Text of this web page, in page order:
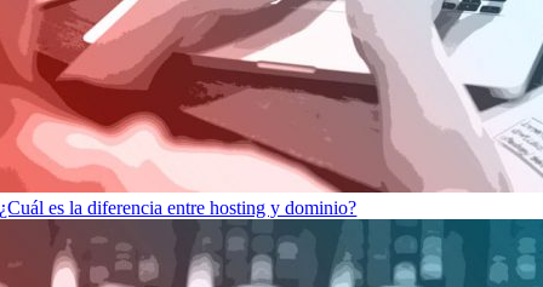
¿Cuál es la diferencia entre hosting y dominio?